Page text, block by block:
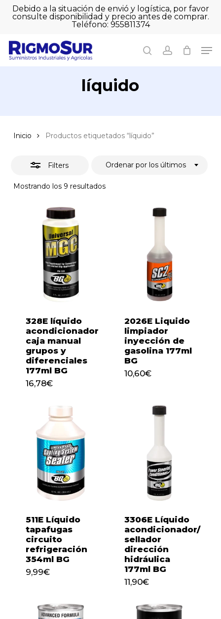
SkipDebido a la situación de envió y logística, por favor
consulte disponibilidad y precio antes de comprar.
Teléfono: 955811374
searchaccount
Cart Close
líquido
Inicio Productos etiquetados “líquido”
Filters
Mostrando los 9 resultadosOrdenado
Ordenar por los últimos
Close
328E líquido
acondicionador
caja manual
grupos y
diferenciales
177ml BG
16,78€
16,78
2026E Liquido
limpiador
inyección de
gasolina 177ml
BG
10,60€10,60
511E Líquido
tapafugas
circuito
refrigeración
354ml BG
9,99€
3306E Líquido
acondicionador/
sellador
dirección
hidráulica
177ml BG
11,90€
11,90